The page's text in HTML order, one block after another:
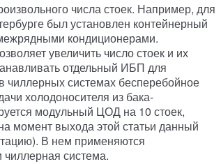
числа стоек. Например, для
был установлен контейнерный
кондиционерами.
увеличить число стоек и их
отдельный ИБП для
чиллерных системах бесперебойное
холодоносителя из бака-
модульный ЦОД на 10 стоек,
момент выхода этой статьи данный
В нем применяются
система.